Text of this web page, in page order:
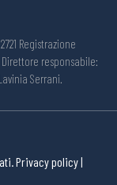
Registrazione
Direttore responsabile:
Serrani.
Privacy policy|